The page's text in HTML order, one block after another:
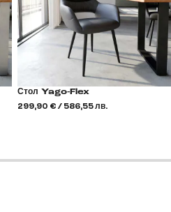
Стол Yago-Flex
299,90 € / 586,55 лв.